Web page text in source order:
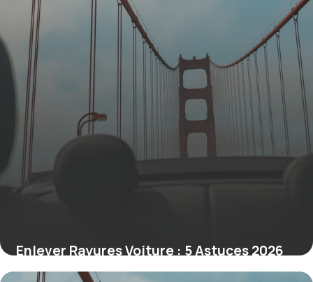
Enlever Rayures Voiture : 5 Astuces 2026
20 juin 2026